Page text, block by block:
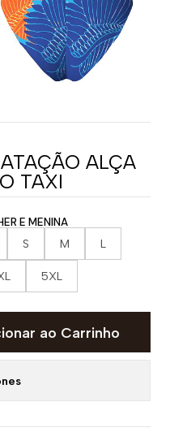
ALÇA
TAXI
E MENINA
S M L
5XL
ao Carrinho